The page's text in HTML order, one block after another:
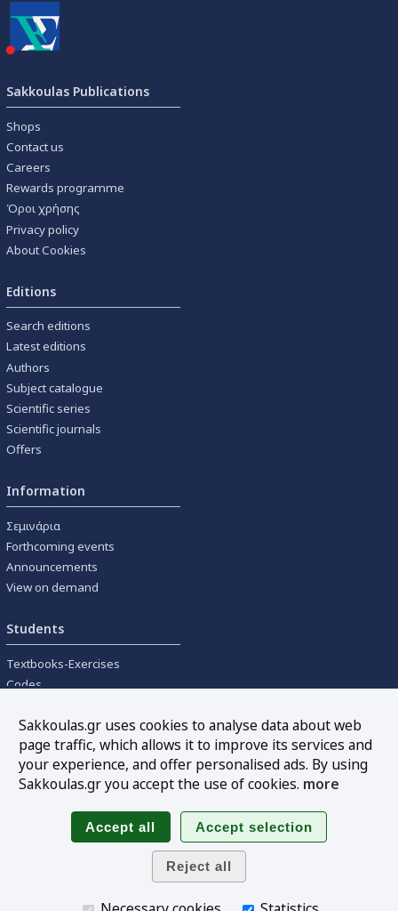
Sakkoulas Publications
Shops
Contact us
Careers
Rewards programme
Όροι χρήσης
Privacy policy
About Cookies
Editions
Search editions
Latest editions
Authors
Subject catalogue
Scientific series
Scientific journals
Offers
Information
Σεμινάρια
Forthcoming events
Announcements
View on demand
Students
Textbooks-Exercises
Codes
Tools
Online interest calculation
Follow us
Sakkoulas.gr uses cookies to analyse data about web
page traffic, which allows it to improve its services and
your experience, and offer personalised ads. By using
Sakkoulas.gr you accept the use of cookies. more